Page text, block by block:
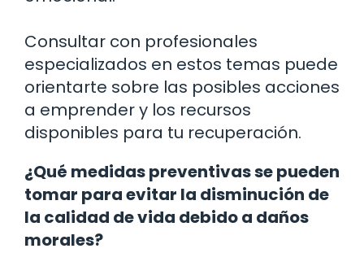
Consultar con profesionales
especializados en estos temas puede
orientarte sobre las posibles acciones
a emprender y los recursos
disponibles para tu recuperación.
¿Qué medidas preventivas se pueden
tomar para evitar la disminución de
la calidad de vida debido a daños
morales?